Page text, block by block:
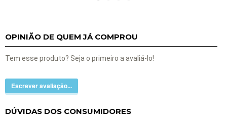
OPINIÃO DE QUEM JÁ COMPROU
Tem esse produto? Seja o primeiro a avaliá-lo!
Escrever avaliação...
DÚVIDAS DOS CONSUMIDORES